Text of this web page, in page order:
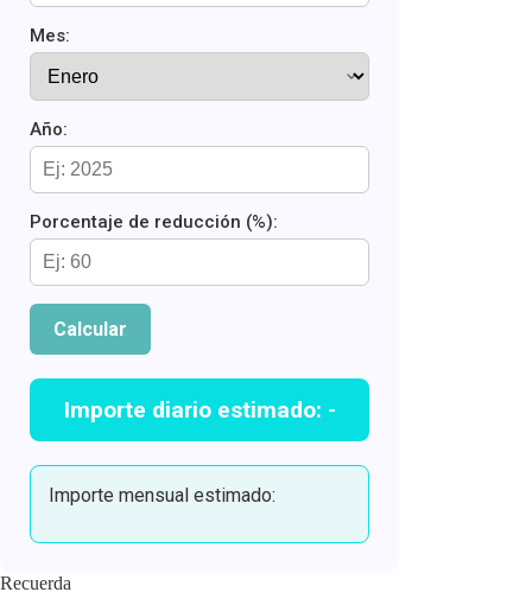
Mes:
Año:
Porcentaje de reducción (%):
Calcular
Importe diario estimado: -
Importe mensual estimado:
Recuerda